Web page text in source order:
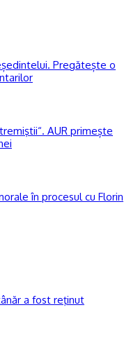
Pregătește o
AUR primește
în procesul cu Florin
a fost reţinut